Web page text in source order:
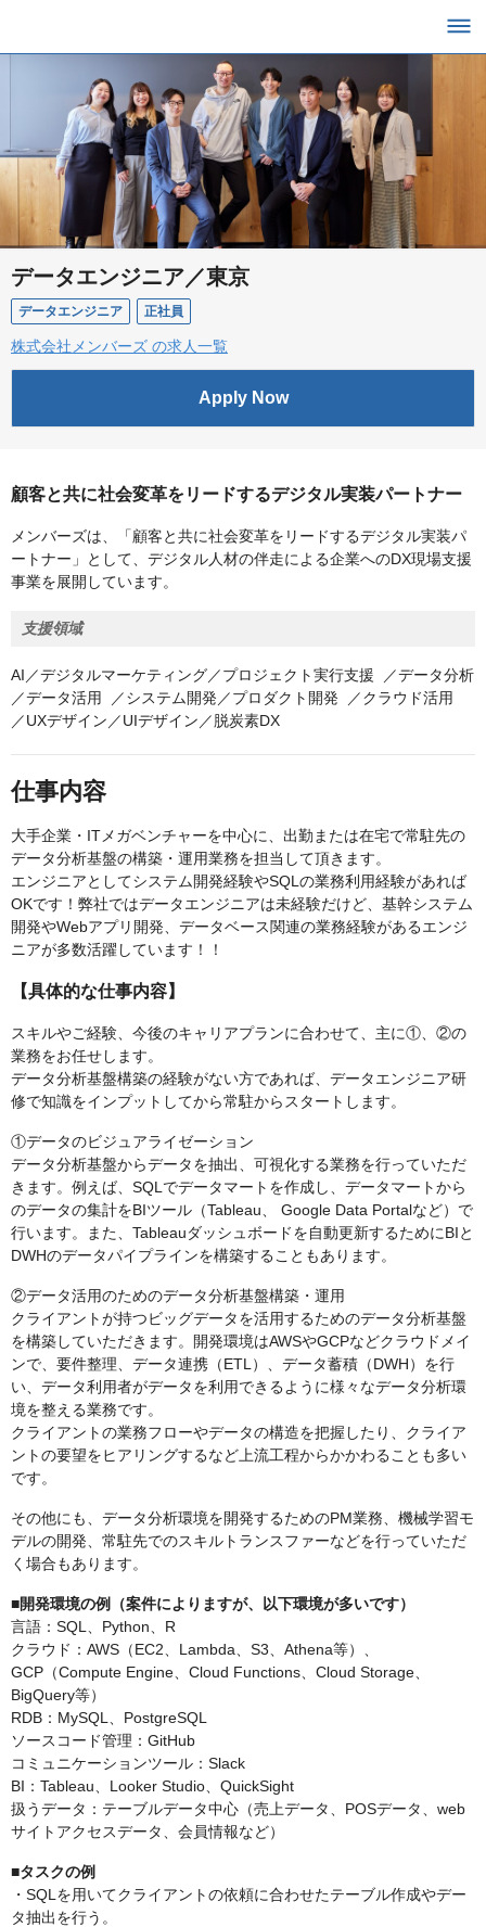
データエンジニア／東京
データエンジニア 正社員
株式会社メンバーズ の求人一覧
Apply Now
顧客と共に社会変革をリードするデジタル実装パートナー
メンバーズは、「顧客と共に社会変革をリードするデジタル実装パ
ートナー」として、デジタル人材の伴走による企業へのDX現場支援
事業を展開しています。
支援領域
AI／デジタルマーケティング／プロジェクト実行支援 ／データ分析
／データ活用 ／システム開発／プロダクト開発 ／クラウド活用
／UXデザイン／UIデザイン／脱炭素DX
仕事内容
大手企業・ITメガベンチャーを中心に、出勤または在宅で常駐先の
データ分析基盤の構築・運用業務を担当して頂きます。
エンジニアとしてシステム開発経験やSQLの業務利用経験があれば
OKです！弊社ではデータエンジニアは未経験だけど、基幹システム
開発やWebアプリ開発、データベース関連の業務経験があるエンジ
ニアが多数活躍しています！！
【具体的な仕事内容】
スキルやご経験、今後のキャリアプランに合わせて、主に①、②の
業務をお任せします。
データ分析基盤構築の経験がない方であれば、データエンジニア研
修で知識をインプットしてから常駐からスタートします。
①データのビジュアライゼーション
データ分析基盤からデータを抽出、可視化する業務を行っていただ
きます。例えば、SQLでデータマートを作成し、データマートから
のデータの集計をBIツール（Tableau、 Google Data Portalなど）で
行います。また、Tableauダッシュボードを自動更新するためにBIと
DWHのデータパイプラインを構築することもあります。
②データ活用のためのデータ分析基盤構築・運用
クライアントが持つビッグデータを活用するためのデータ分析基盤
を構築していただきます。開発環境はAWSやGCPなどクラウドメイ
ンで、要件整理、データ連携（ETL）、データ蓄積（DWH）を行
い、データ利用者がデータを利用できるように様々なデータ分析環
境を整える業務です。
クライアントの業務フローやデータの構造を把握したり、クライア
ントの要望をヒアリングするなど上流工程からかかわることも多い
です。
その他にも、データ分析環境を開発するためのPM業務、機械学習モ
デルの開発、常駐先でのスキルトランスファーなどを行っていただ
く場合もあります。
■開発環境の例（案件によりますが、以下環境が多いです）
言語：SQL、Python、R
クラウド：AWS（EC2、Lambda、S3、Athena等）、
GCP（Compute Engine、Cloud Functions、Cloud Storage、
BigQuery等）
RDB：MySQL、PostgreSQL
ソースコード管理：GitHub
コミュニケーションツール：Slack
BI：Tableau、Looker Studio、QuickSight
扱うデータ：テーブルデータ中心（売上データ、POSデータ、web
サイトアクセスデータ、会員情報など）
■タスクの例
・SQLを用いてクライアントの依頼に合わせたテーブル作成やデー
タ抽出を行う。